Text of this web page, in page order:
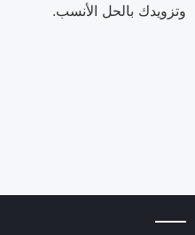
وتزويدك بالحل الأنسب.